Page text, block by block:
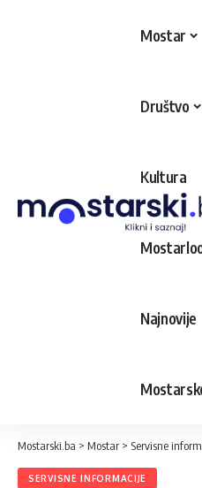
Mostar
Društvo
Kultura
Najnovije
Mostarski.ba > Mostar > Servisne
SERVISNE INFORMACIJE